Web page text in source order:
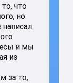
что
но
и мы
из
за то,